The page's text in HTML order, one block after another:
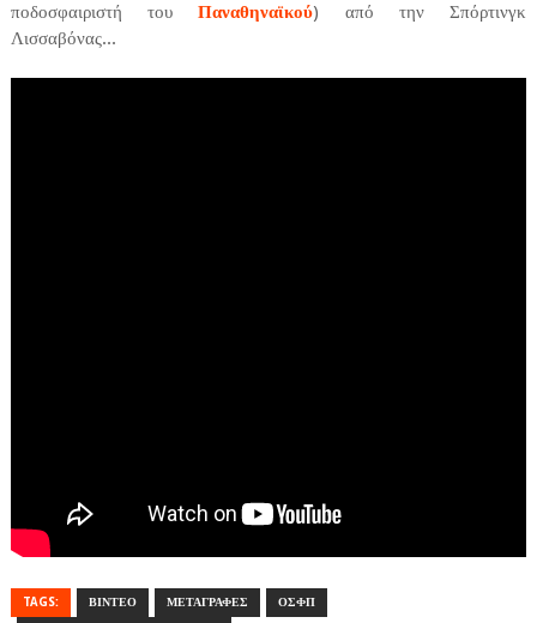
ποδοσφαιριστή τουΠαναθηναϊκού) από την Σπόρτινγκ
Λισσαβόνας...
TAGS: ΒΙΝΤΕΟ ΜΕΤΑΓΡΑΦΕΣ ΟΣΦΠ